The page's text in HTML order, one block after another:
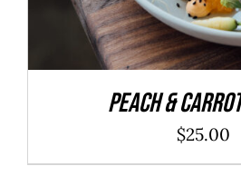
Peach &
$25.00